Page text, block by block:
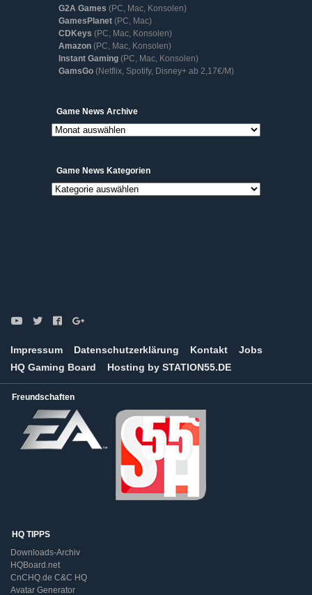
G2A Games (PC, Mac, Konsolen)
GamesPlanet (PC, Mac)
CDKeys (PC, Mac, Konsolen)
Amazon (PC, Mac, Konsolen)
Instant Gaming (PC, Mac, Konsolen)
GamsGo (Netflix, Spotify, Disney+ ab 2,17€/M)
Game News ArchiveGame
News
Archive
Game News Kategorien
Game
Impressum Datenschutzerklärung Kontakt
Jobs
HQ Gaming Board
Hosting by STATION55.DE
Freundschaften
HQ TIPPS
Downloads-Archiv
HQBoard.net
CnCHQ.de C&C HQ
Avatar Generator